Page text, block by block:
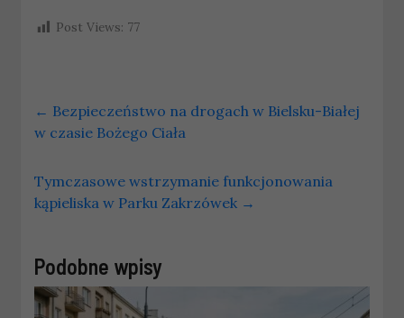
Post Views: 77
← Bezpieczeństwo na drogach w Bielsku-Białej
w czasie Bożego Ciała
Tymczasowe wstrzymanie funkcjonowania
kąpieliska w Parku Zakrzówek →
Podobne wpisy